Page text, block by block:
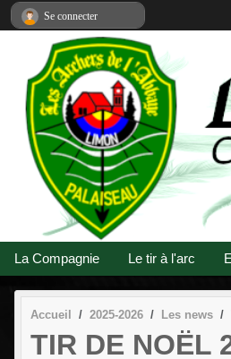
La Compagnie Le tir à l'arc
Accueil 2025-2026 Les news
TIR DE NOËL
Se connecter
Panneau de gestion des cookies